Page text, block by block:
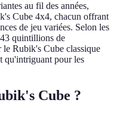
au fil des années,
Cube 4x4, chacun offrant
de jeu variées. Selon les
quintillions de
le Rubik's Cube classique
qu'intriguant pour les
Cube ?